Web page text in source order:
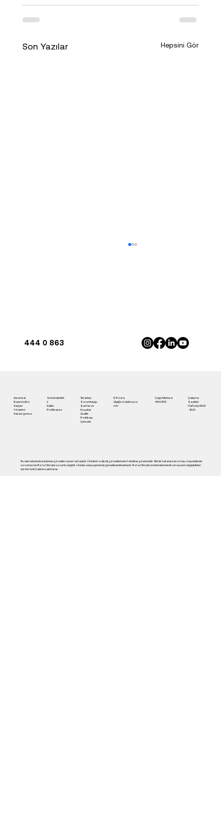
Son Yazılar Hepsini Gör
444 0 863
Kurumsal
Basında Biz
Kariyer
Yönetimi
Kataloğumuz
Sürdürülebilirli
k
Kalite
Politikamız
Tedarikçi
Sorumluluğu
Şartlar ve
Koşullar
Gizlilik
Politikası
Çerezler
E-Posta
bilgi@rotaklima.co
m.tr
Çağrı Merkezi
444 0 863
Çalışma
Saatleri
Hafta İçi 08.00
- 18.00
Bu web sitesinde kullanılan görseller sunum amaçlıdır. Ürünlerin orijinali, görsellerinden farklılılar gösterebilir. Teknik hatalardan dolayı oluşabilecek
sorunlardan Rota Climate sorumlu değildir. Ürünler süreç içerisinde güncellenebilmektedir. Rota Climate ürünlerdeki teknik ve tasarım değişiklikleri
için her türlü hakkını saklı tutar.